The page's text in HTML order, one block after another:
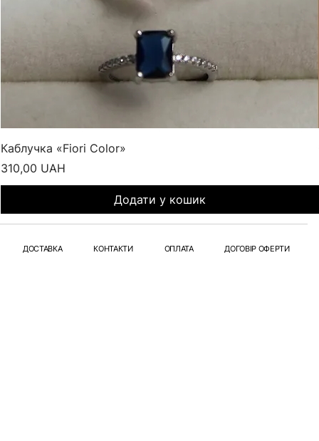
Каблучка «Fiori Color»
Ціна
310,00 UAH
Додати у кошик
ДОСТАВКА КОНТАКТИ ОПЛАТА ДОГОВІР ОФЕРТИ